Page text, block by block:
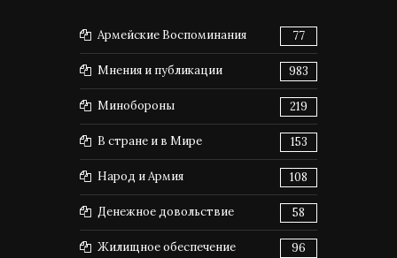
Армейские Воспоминания 77
Мнения и публикации 983
Минобороны 219
В стране и в Мире 153
Народ и Армия 108
Денежное довольствие 58
Жилищное обеспечение 96